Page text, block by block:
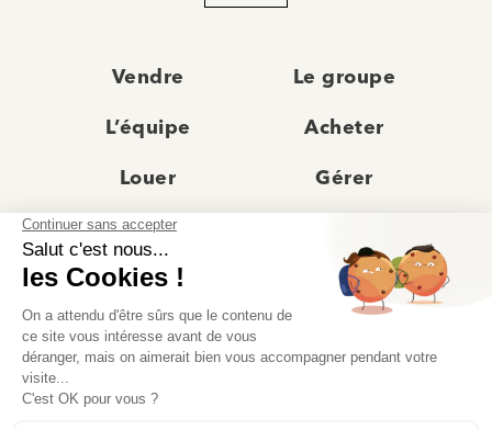
Vendre Le groupe
L’équipe Acheter
Louer Gérer
Actualités
Recrutement Avis clients
Prestige